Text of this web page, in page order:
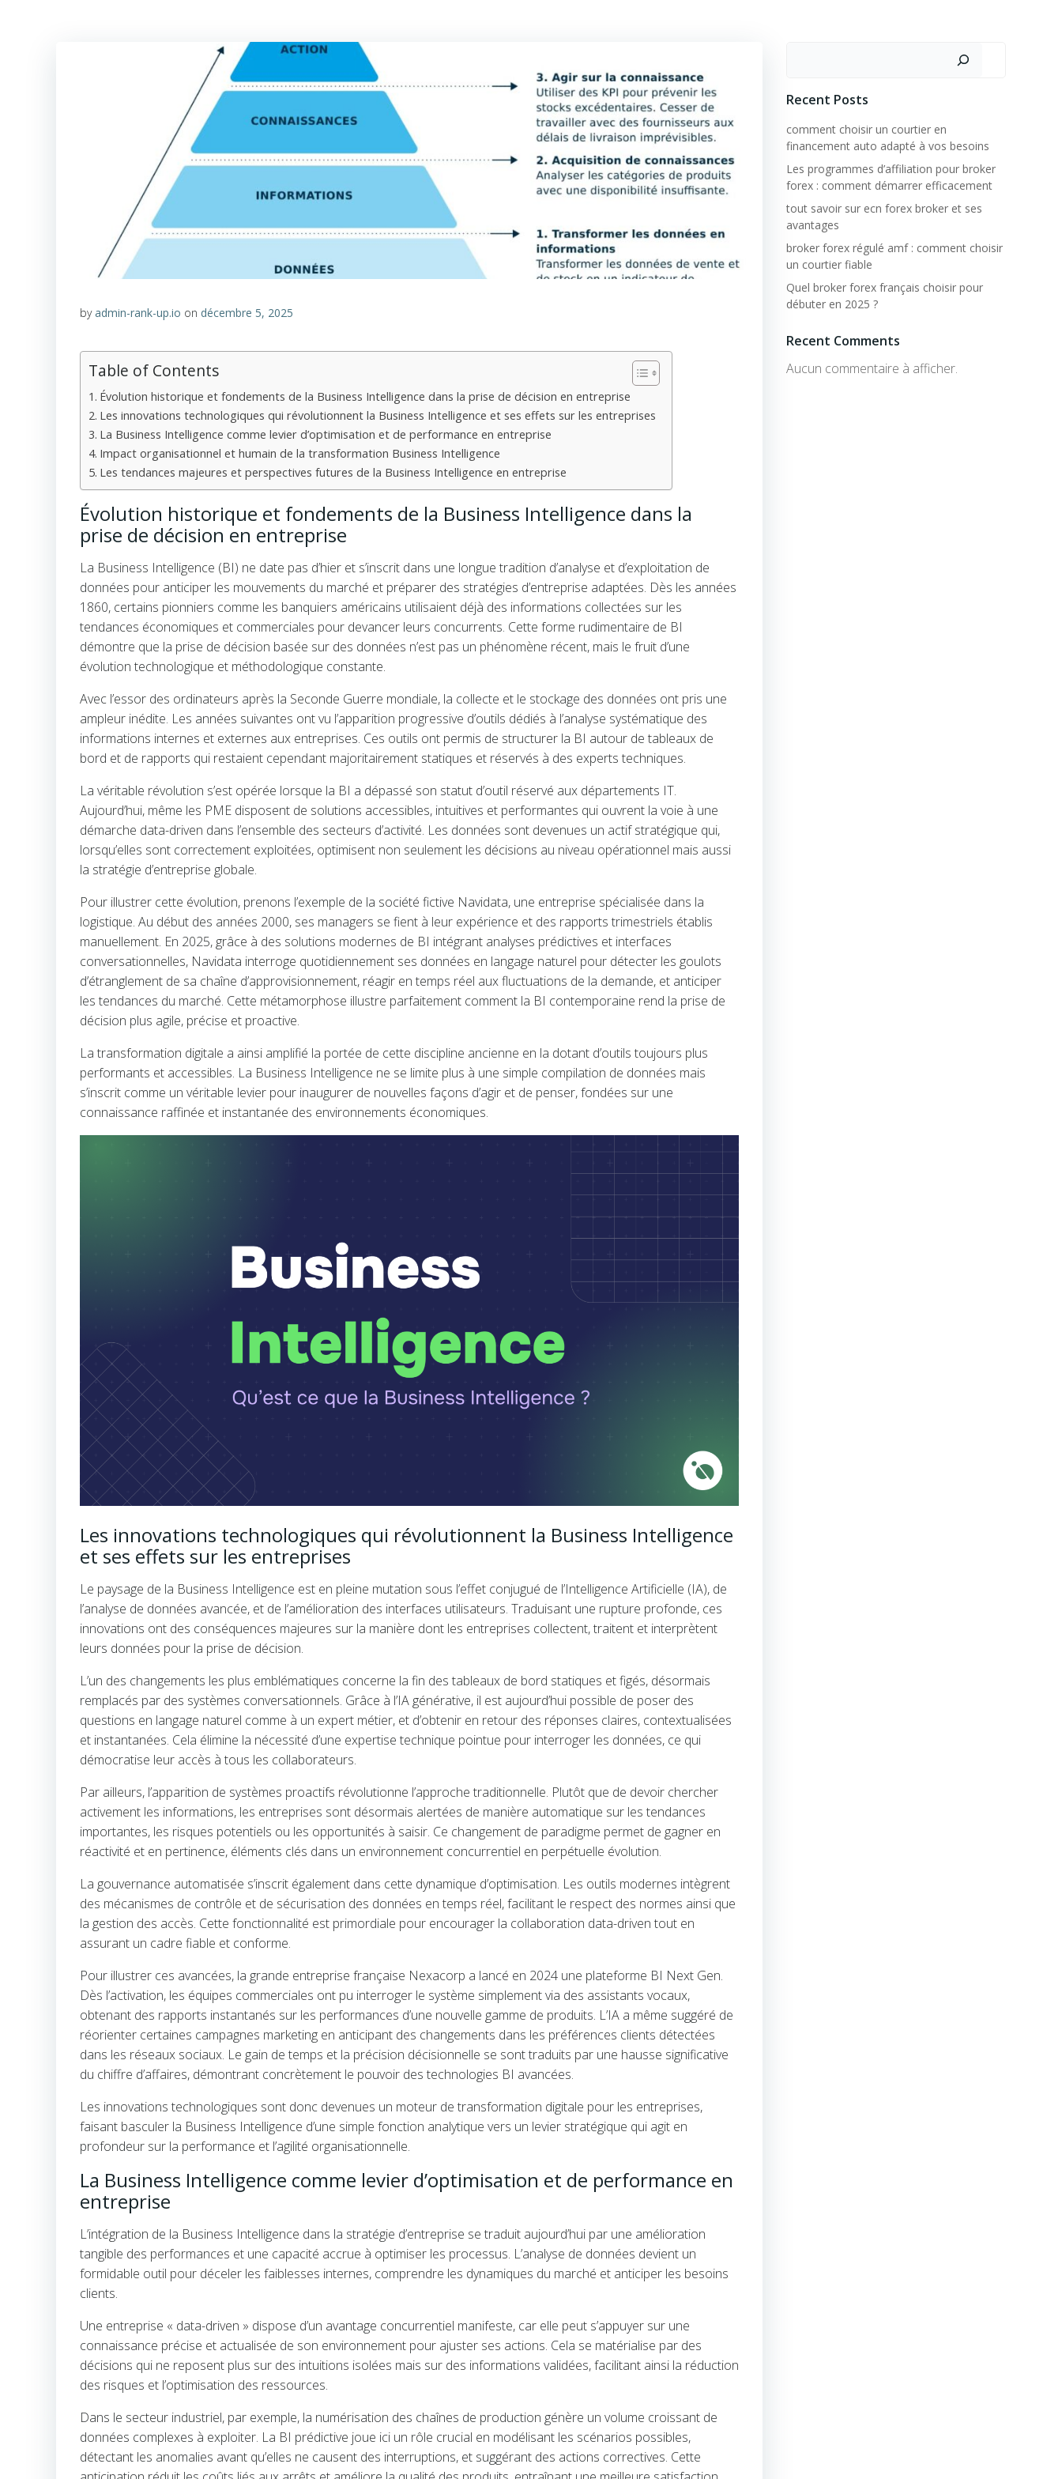
byadmin-rank-up.io on décembre 5, 2025
Table of Contents
Évolution historique et fondements de la Business Intelligence dans la prise de décision en entreprise
Les innovations technologiques qui révolutionnent la Business Intelligence et ses effets sur les entreprises
La Business Intelligence comme levier d’optimisation et de performance en entreprise
Impact organisationnel et humain de la transformation Business Intelligence
Les tendances majeures et perspectives futures de la Business Intelligence en entreprise
Évolution historique et fondements de la Business Intelligence dans la
prise de décision en entreprise
La Business Intelligence (BI) ne date pas d’hier et s’inscrit dans une longue tradition d’analyse et d’exploitation de
données pour anticiper les mouvements du marché et préparer des stratégies d’entreprise adaptées. Dès les années
1860, certains pionniers comme les banquiers américains utilisaient déjà des informations collectées sur les
tendances économiques et commerciales pour devancer leurs concurrents. Cette forme rudimentaire de BI
démontre que la prise de décision basée sur des données n’est pas un phénomène récent, mais le fruit d’une
évolution technologique et méthodologique constante.
Avec l’essor des ordinateurs après la Seconde Guerre mondiale, la collecte et le stockage des données ont pris une
ampleur inédite. Les années suivantes ont vu l’apparition progressive d’outils dédiés à l’analyse systématique des
informations internes et externes aux entreprises. Ces outils ont permis de structurer la BI autour de tableaux de
bord et de rapports qui restaient cependant majoritairement statiques et réservés à des experts techniques.
La véritable révolution s’est opérée lorsque la BI a dépassé son statut d’outil réservé aux départements IT.
Aujourd’hui, même les PME disposent de solutions accessibles, intuitives et performantes qui ouvrent la voie à une
démarche data-driven dans l’ensemble des secteurs d’activité. Les données sont devenues un actif stratégique qui,
lorsqu’elles sont correctement exploitées, optimisent non seulement les décisions au niveau opérationnel mais aussi
la stratégie d’entreprise globale.
Pour illustrer cette évolution, prenons l’exemple de la société fictive Navidata, une entreprise spécialisée dans la
logistique. Au début des années 2000, ses managers se fient à leur expérience et des rapports trimestriels établis
manuellement. En 2025, grâce à des solutions modernes de BI intégrant analyses prédictives et interfaces
conversationnelles, Navidata interroge quotidiennement ses données en langage naturel pour détecter les goulots
d’étranglement de sa chaîne d’approvisionnement, réagir en temps réel aux fluctuations de la demande, et anticiper
les tendances du marché. Cette métamorphose illustre parfaitement comment la BI contemporaine rend la prise de
décision plus agile, précise et proactive.
La transformation digitale a ainsi amplifié la portée de cette discipline ancienne en la dotant d’outils toujours plus
performants et accessibles. La Business Intelligence ne se limite plus à une simple compilation de données mais
s’inscrit comme un véritable levier pour inaugurer de nouvelles façons d’agir et de penser, fondées sur une
connaissance raffinée et instantanée des environnements économiques.
Les innovations technologiques qui révolutionnent la Business Intelligence
et ses effets sur les entreprises
Le paysage de la Business Intelligence est en pleine mutation sous l’effet conjugué de l’Intelligence Artificielle (IA), de
l’analyse de données avancée, et de l’amélioration des interfaces utilisateurs. Traduisant une rupture profonde, ces
innovations ont des conséquences majeures sur la manière dont les entreprises collectent, traitent et interprètent
leurs données pour la prise de décision.
L’un des changements les plus emblématiques concerne la fin des tableaux de bord statiques et figés, désormais
remplacés par des systèmes conversationnels. Grâce à l’IA générative, il est aujourd’hui possible de poser des
questions en langage naturel comme à un expert métier, et d’obtenir en retour des réponses claires, contextualisées
et instantanées. Cela élimine la nécessité d’une expertise technique pointue pour interroger les données, ce qui
démocratise leur accès à tous les collaborateurs.
Par ailleurs, l’apparition de systèmes proactifs révolutionne l’approche traditionnelle. Plutôt que de devoir chercher
activement les informations, les entreprises sont désormais alertées de manière automatique sur les tendances
importantes, les risques potentiels ou les opportunités à saisir. Ce changement de paradigme permet de gagner en
réactivité et en pertinence, éléments clés dans un environnement concurrentiel en perpétuelle évolution.
La gouvernance automatisée s’inscrit également dans cette dynamique d’optimisation. Les outils modernes intègrent
des mécanismes de contrôle et de sécurisation des données en temps réel, facilitant le respect des normes ainsi que
la gestion des accès. Cette fonctionnalité est primordiale pour encourager la collaboration data-driven tout en
assurant un cadre fiable et conforme.
Pour illustrer ces avancées, la grande entreprise française Nexacorp a lancé en 2024 une plateforme BI Next Gen.
Dès l’activation, les équipes commerciales ont pu interroger le système simplement via des assistants vocaux,
obtenant des rapports instantanés sur les performances d’une nouvelle gamme de produits. L’IA a même suggéré de
réorienter certaines campagnes marketing en anticipant des changements dans les préférences clients détectées
dans les réseaux sociaux. Le gain de temps et la précision décisionnelle se sont traduits par une hausse significative
du chiffre d’affaires, démontrant concrètement le pouvoir des technologies BI avancées.
Les innovations technologiques sont donc devenues un moteur de transformation digitale pour les entreprises,
faisant basculer la Business Intelligence d’une simple fonction analytique vers un levier stratégique qui agit en
profondeur sur la performance et l’agilité organisationnelle.
La Business Intelligence comme levier d’optimisation et de performance en
entreprise
L’intégration de la Business Intelligence dans la stratégie d’entreprise se traduit aujourd’hui par une amélioration
tangible des performances et une capacité accrue à optimiser les processus. L’analyse de données devient un
formidable outil pour déceler les faiblesses internes, comprendre les dynamiques du marché et anticiper les besoins
clients.
Une entreprise « data-driven » dispose d’un avantage concurrentiel manifeste, car elle peut s’appuyer sur une
connaissance précise et actualisée de son environnement pour ajuster ses actions. Cela se matérialise par des
décisions qui ne reposent plus sur des intuitions isolées mais sur des informations validées, facilitant ainsi la réduction
des risques et l’optimisation des ressources.
Dans le secteur industriel, par exemple, la numérisation des chaînes de production génère un volume croissant de
données complexes à exploiter. La BI prédictive joue ici un rôle crucial en modélisant les scénarios possibles,
détectant les anomalies avant qu’elles ne causent des interruptions, et suggérant des actions correctives. Cette
Recent Posts
comment choisir un courtier en
financement auto adapté à vos besoins
Les programmes d’affiliation pour broker
forex : comment démarrer efficacement
tout savoir sur ecn forex broker et ses
avantages
broker forex régulé amf : comment choisir
un courtier fiable
Quel broker forex français choisir pour
débuter en 2025 ?
Recent Comments
Aucun commentaire à afficher.